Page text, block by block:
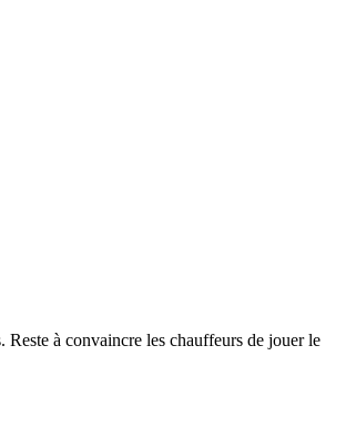
à convaincre les chauffeurs de jouer le